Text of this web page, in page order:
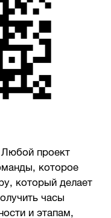
проект
которое
который делает
часы
и этапам,